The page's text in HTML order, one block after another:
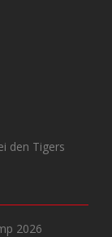
den Tigers
2026